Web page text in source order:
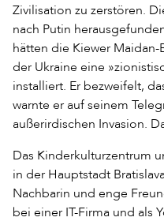
Zivilisation zu zerstören.
nach Putin
hätten die Kiewer
der Ukraine eine
installiert. Er bezweifelt,
warnte er auf seinem
außerirdischen Invasion.
Das Kinderkulturzentrum
in der Hauptstadt
Nachbarin und enge
bei einer IT-Firma und als